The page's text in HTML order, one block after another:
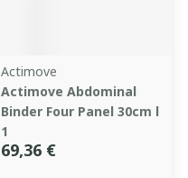
Actimove
Actimove Abdominal
Binder Four Panel 30cm l
1
69,36 €